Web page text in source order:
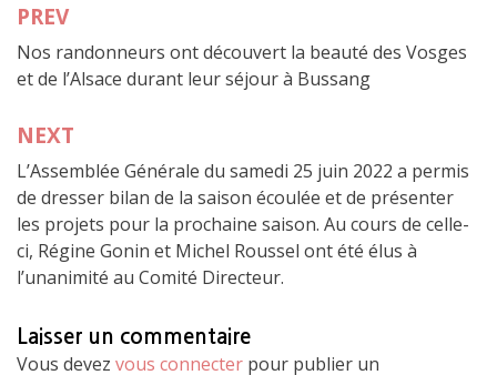
Navigation
de
PREV
Nos randonneurs ont découvert la beauté des Vosges
et de l’Alsace durant leur séjour à Bussang
NEXT
L’Assemblée Générale du samedi 25 juin 2022 a permis
de dresser bilan de la saison écoulée et de présenter
les projets pour la prochaine saison. Au cours de celle-
ci, Régine Gonin et Michel Roussel ont été élus à
l’unanimité au Comité Directeur.
Laisser un commentaire
Vous devez vous connecter pour publier un